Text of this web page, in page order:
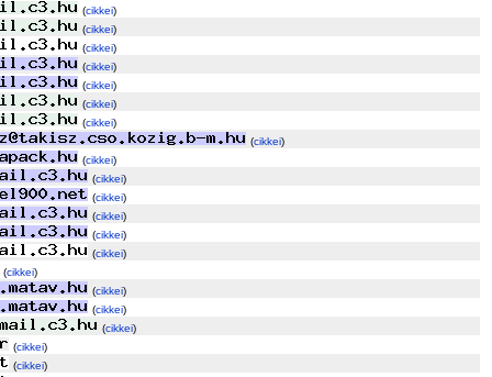
(cikkei)
(cikkei)
(cikkei)
(cikkei)
(cikkei)
(cikkei)
(cikkei)
(cikkei)
(cikkei)
(cikkei)
(cikkei)
(cikkei)
(cikkei)
(cikkei)
(cikkei)
(cikkei)
(cikkei)
(cikkei)
(cikkei)
(cikkei)